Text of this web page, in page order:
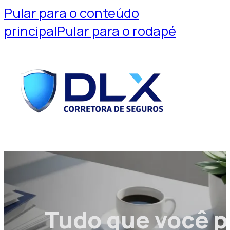
Pular para o conteúdo
principalPular para o rodapé
Tudo que você